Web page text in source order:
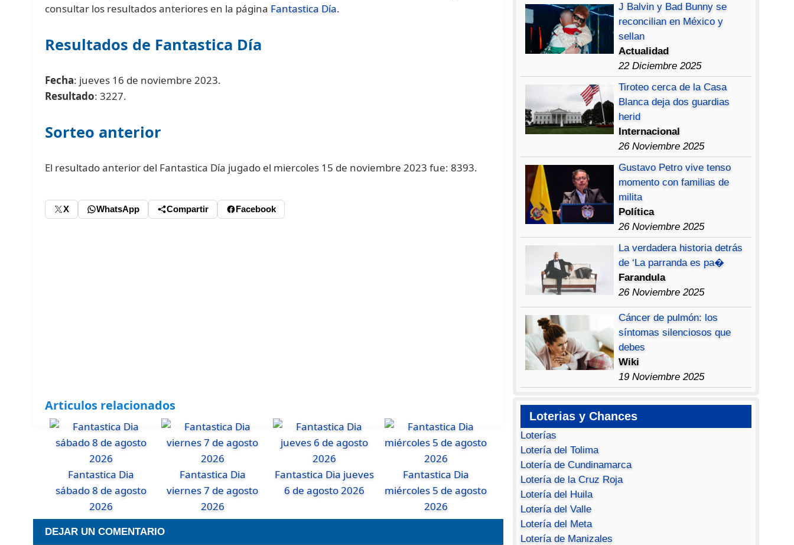
consultar los resultados anteriores en la página Fantastica Día.
Resultados de Fantastica Día
Fecha: jueves 16 de noviembre 2023.
Resultado: 3227.
Sorteo anterior
El resultado anterior del Fantastica Día jugado el miercoles 15 de noviembre 2023 fue: 8393.
X WhatsApp Compartir Facebook
Articulos relacionados
Fantastica Dia
sábado 8 de agosto
2026
Fantastica Dia
viernes 7 de agosto
2026
Fantastica Dia jueves
6 de agosto 2026
Fantastica Dia
miércoles 5 de agosto
2026
DEJAR UN COMENTARIO
J Balvin y Bad Bunny se
reconcilian en México y
sellan
Actualidad
22 Diciembre 2025
Tiroteo cerca de la Casa
Blanca deja dos guardias
herid
Internacional
26 Noviembre 2025
Gustavo Petro vive tenso
momento con familias de
milita
Política
26 Noviembre 2025
La verdadera historia detrás
de ‘La parranda es pa�
Farandula
26 Noviembre 2025
Cáncer de pulmón: los
síntomas silenciosos que
debes
Wiki
19 Noviembre 2025
Loterias y Chances
Loterías
Lotería del Tolima
Lotería de Cundinamarca
Lotería de la Cruz Roja
Lotería del Huila
Lotería del Valle
Lotería del Meta
Lotería de Manizales